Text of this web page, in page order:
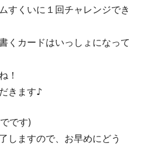
すくいに１回チャレンジでき
くカードはいっしょになって
！
きます♪
です)
しますので、お早めにどう